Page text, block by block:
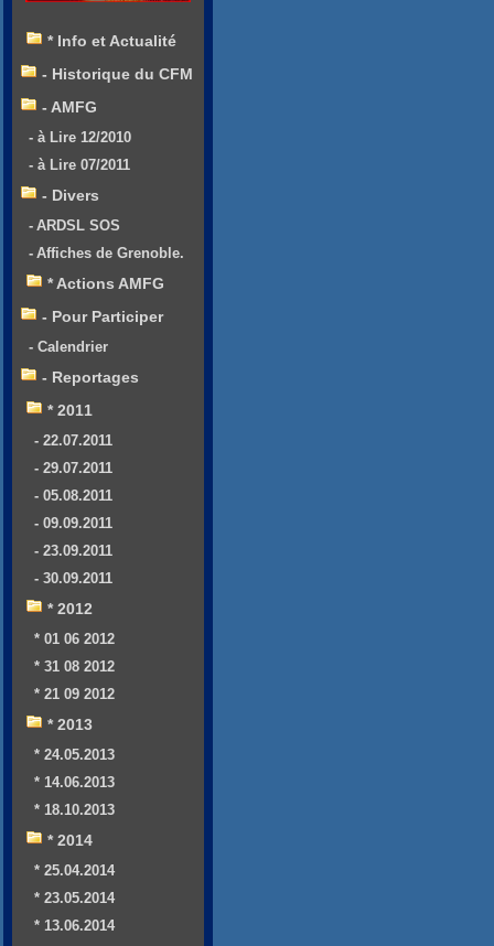
* Info et Actualité
- Historique du CFM
- AMFG
- à Lire 12/2010
- à Lire 07/2011
- Divers
- ARDSL SOS
- Affiches de Grenoble.
* Actions AMFG
- Pour Participer
- Calendrier
- Reportages
* 2011
- 22.07.2011
- 29.07.2011
- 05.08.2011
- 09.09.2011
- 23.09.2011
- 30.09.2011
* 2012
* 01 06 2012
* 31 08 2012
* 21 09 2012
* 2013
* 24.05.2013
* 14.06.2013
* 18.10.2013
* 2014
* 25.04.2014
* 23.05.2014
* 13.06.2014